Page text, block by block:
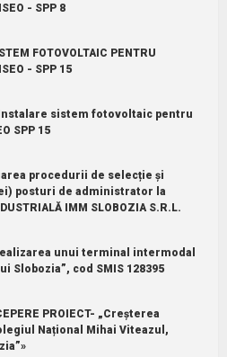
- SPP 8
FOTOVOLTAIC PENTRU
- SPP 15
Instalare sistem fotovoltaic pentru
SPP 15
procedurii de selecție și
posturi de administrator la
IMM SLOBOZIA S.R.L.
unui terminal intermodal
Slobozia”, cod SMIS 128395
PROIECT- „Creșterea
Național Mihai Viteazul,